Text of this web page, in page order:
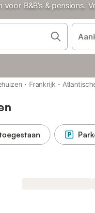
B&B’s & pensions.
· Frankrijk ·